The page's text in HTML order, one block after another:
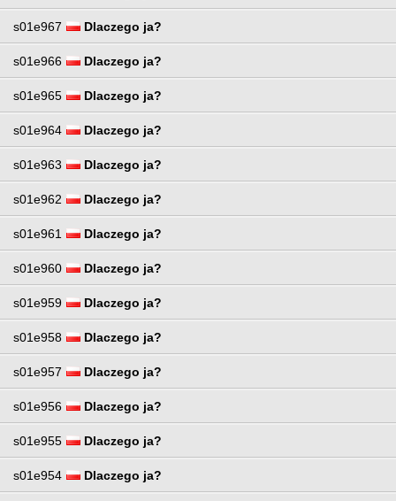
s01e967 Dlaczego ja?
s01e966 Dlaczego ja?
s01e965 Dlaczego ja?
s01e964 Dlaczego ja?
s01e963 Dlaczego ja?
s01e962 Dlaczego ja?
s01e961 Dlaczego ja?
s01e960 Dlaczego ja?
s01e959 Dlaczego ja?
s01e958 Dlaczego ja?
s01e957 Dlaczego ja?
s01e956 Dlaczego ja?
s01e955 Dlaczego ja?
s01e954 Dlaczego ja?